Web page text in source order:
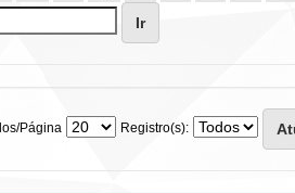
Página Registro(s):